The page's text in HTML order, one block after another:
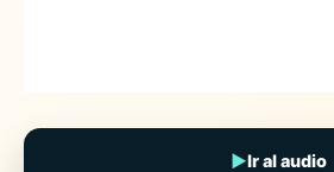
▶Ir al audio